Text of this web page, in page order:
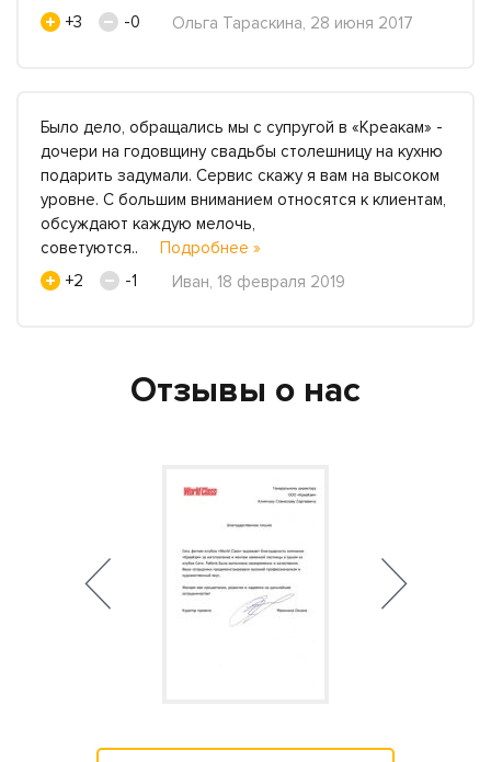
+3
-0 Ольга Тараскина, 28 июня 2017
Было дело, обращались мы с супругой в «Креакам» -
дочери на годовщину свадьбы столешницу на кухню
подарить задумали. Сервис скажу я вам на высоком
уровне. С большим вниманием относятся к клиентам,
обсуждают каждую мелочь,
советуются.. Подробнее »
+2
-1 Иван, 18 февраля 2019
Отзывы о нас